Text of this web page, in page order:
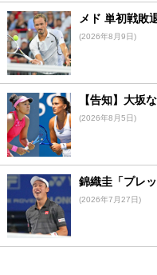
メド 単初戦敗
(2026年8月9日)
【告知】大坂
(2026年8月5日)
錦織圭「プレ
(2026年7月27日)